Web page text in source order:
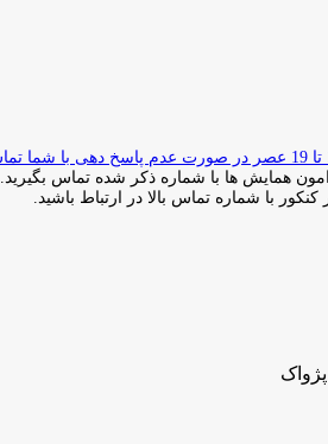
همایش ها با شماره ذکر شده تماس بگیرید.
با شماره تماس بالا در ارتباط باشید.